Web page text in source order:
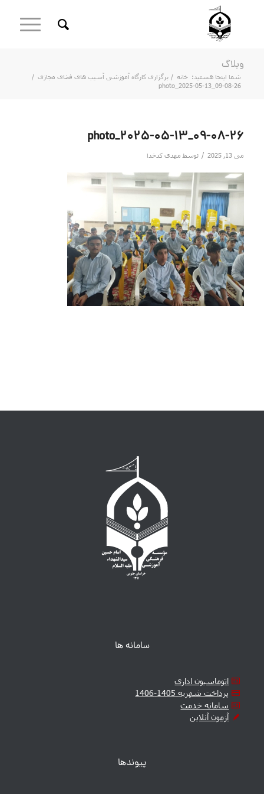
وبلاگ
شما اینجا هستید: خانه / برگزاری کارگاه آموزشی آسیب های فضای مجازی /
photo_2025-05-13_09-08-26
photo_2025-05-13_09-08-26
می 13, 2025 / توسط مهدی کدخدا
سامانه ها
اتوماسیون اداری
پرداخت شهریه 1405-1406
سامانه خدمت
آزمون آنلاین
پیوندها